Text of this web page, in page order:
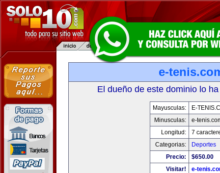
e-
El dueño de este dominio lo
Mayusculas:
E-
Minusculas:
e-
Longitud:
7
Categorias:
Deportes
Precio:
$650.00
Visitar!
e-